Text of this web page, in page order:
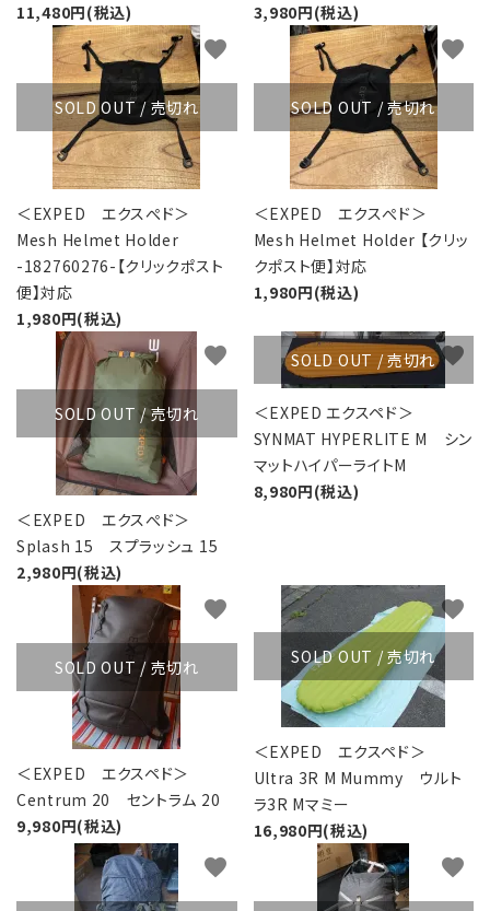
11,480円(税込)
3,980円(税込)
SOLD OUT / 売切れ
＜EXPED エクスぺド＞
Mesh Helmet Holder
-182760276-【クリックポスト
便】対応
1,980円(税込)
favorite
SOLD OUT / 売切れ
＜EXPED エクスぺド＞
Mesh Helmet Holder 【クリッ
クポスト便】対応
1,980円(税込)
favorite
SOLD OUT / 売切れ
＜EXPED エクスぺド＞
Splash 15 スプラッシュ 15
2,980円(税込)
favorite SOLD OUT / 売切れ
＜EXPED エクスペド＞
SYNMAT HYPERLITE M シン
マットハイパーライトM
8,980円(税込)
favorite
SOLD OUT / 売切れ
＜EXPED エクスペド＞
Centrum 20 セントラム 20
9,980円(税込)
favorite
SOLD OUT / 売切れ
＜EXPED エクスペド＞
Ultra 3R M Mummy ウルト
ラ3R Mマミー
16,980円(税込)
favorite
favorite favorite